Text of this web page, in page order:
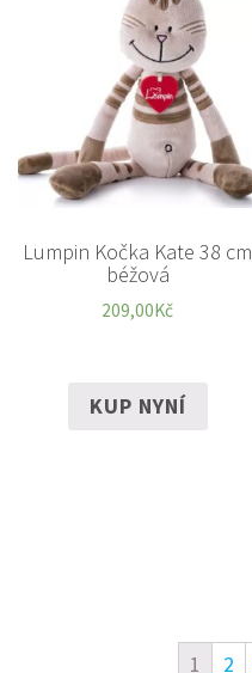
Lumpin Kočka Kate 38 cm
béžová
209,00Kč
KUP NYNÍ
1 2